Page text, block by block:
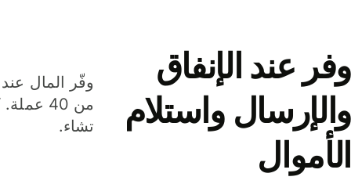
وفر عند الإنفاق
والإرسال واستلام
الأموال
وفّر المال عند
من 40
تشاء.